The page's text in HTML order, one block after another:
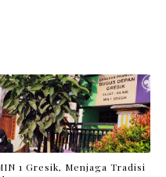
1 Gresik, Menjaga Tradisi